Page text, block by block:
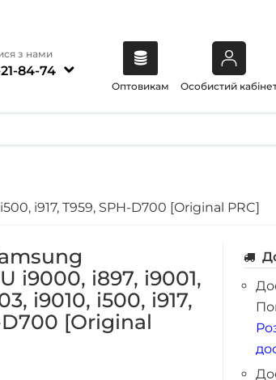
з нами
84-74
Оптовикам Особистий
i917, T959, SPH-D700 [Original PRC]
i9000, i897, i9001,
i9010, i500, i917,
D700 [Original